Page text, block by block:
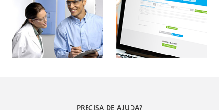
PRECISA DE AJUDA?